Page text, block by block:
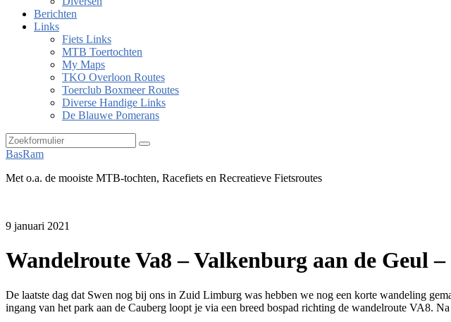
Berichten
Links
Fiets Links
MTB Toertochten
My Maps
TKO Overloon Routes
Toerclub Boxmeer Routes
Diverse Handige Links
De Blauwe Pomerans
Zoeken
BasRam
Met o.a. de mooiste MTB-tochten, Racefiets en Recreatieve Fietsroutes
9 januari 2021
Wandelroute Va8 – Valkenburg aan de Geul
De laatste dag dat Swen nog bij ons in Zuid Limburg was hebben we nog een korte wandeling
ingang van het park aan de Cauberg loopt je via een breed bospad richting de wandelroute VA8.